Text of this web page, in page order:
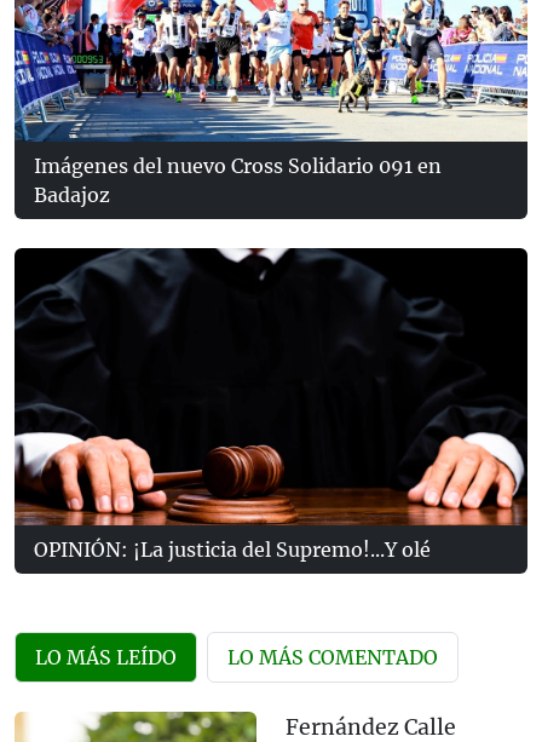
Imágenes del nuevo Cross Solidario 091 en
Badajoz
OPINIÓN: ¡La justicia del Supremo!...Y olé
LO MÁS LEÍDO LO MÁS COMENTADO
Fernández Calle